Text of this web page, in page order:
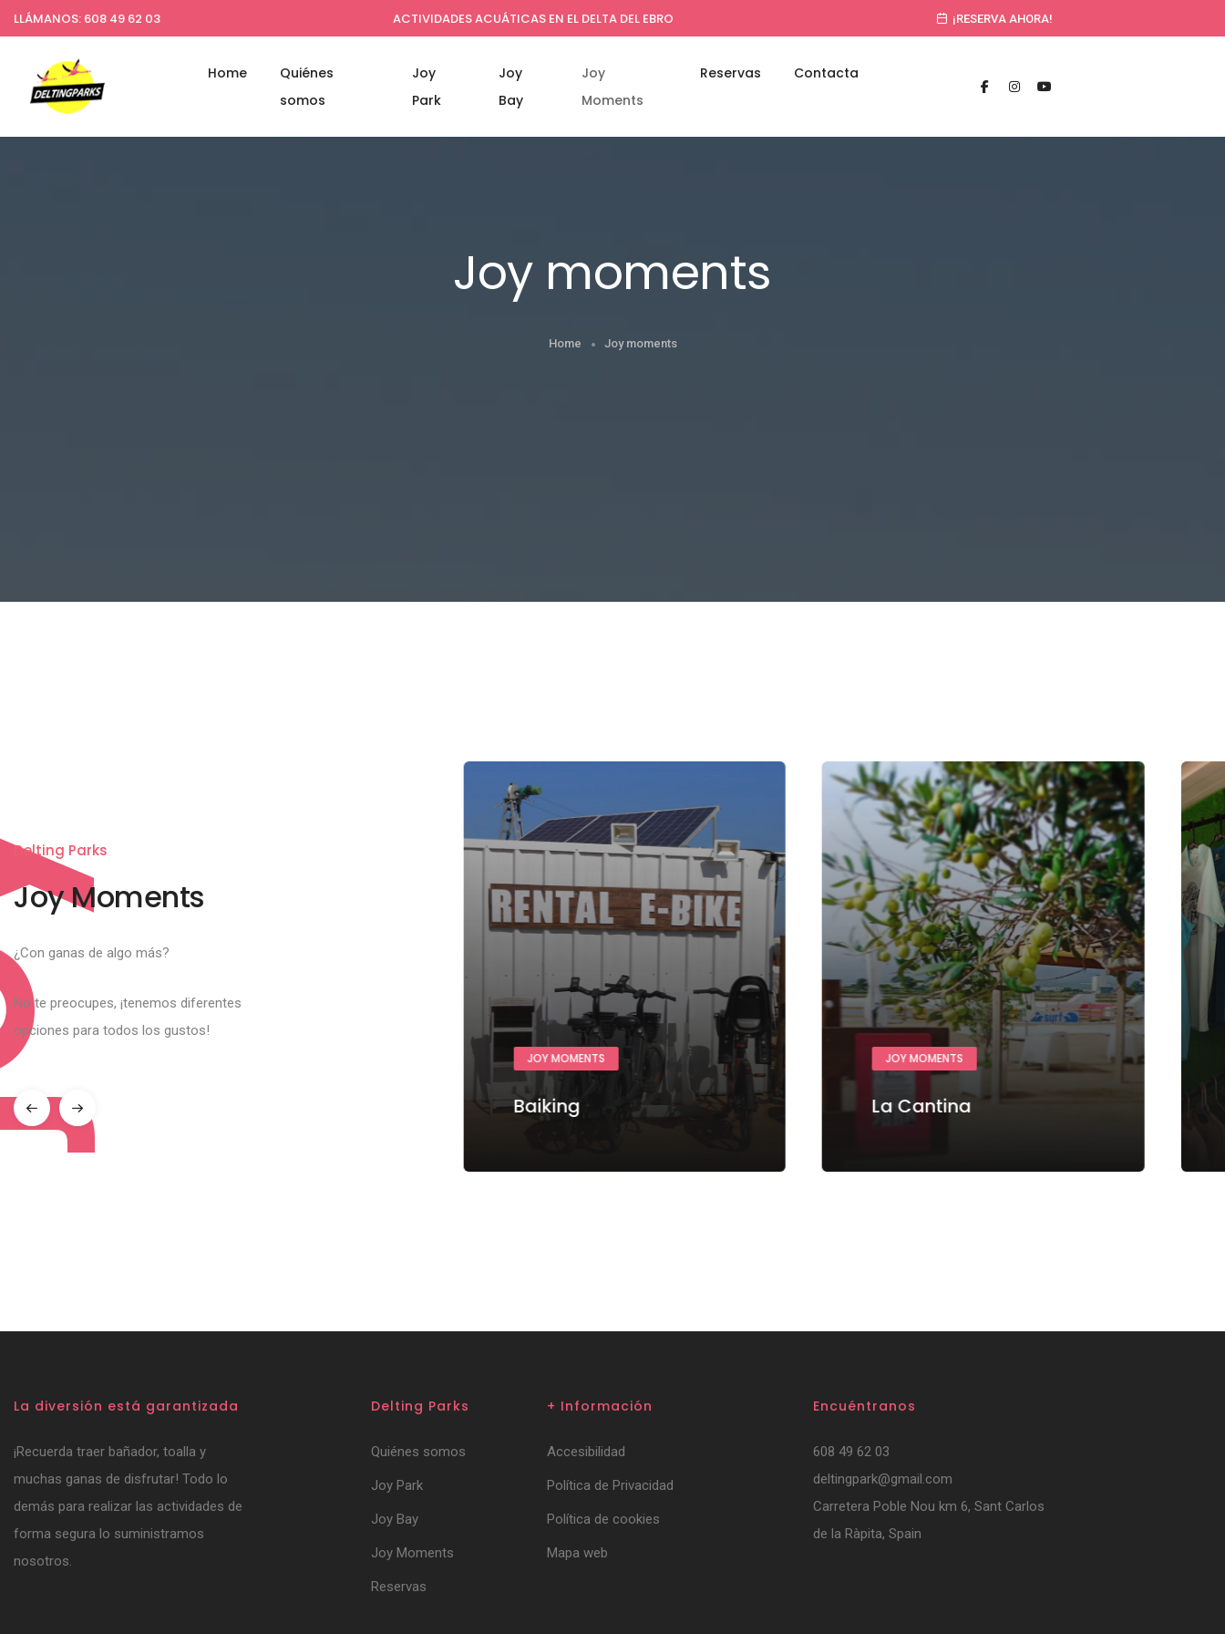
LLÁMANOS: 608 49 62 03 ACTIVIDADES ACUÁTICAS EN EL DELTA DEL EBRO ¡RESERVA AHORA!
Home
Quiénes
somos
Joy
Park
Joy
Bay
Joy
Moments
Reservas Contacta
Joy moments
Home Joy moments
Delting Parks
Joy Moments
¿Con ganas de algo más?
No te preocupes, ¡tenemos diferentes
opciones para todos los gustos!
JOY MOMENTS
Baiking
JOY MOMENTS
La Cantina
La diversión está garantizada
¡Recuerda traer bañador, toalla y
muchas ganas de disfrutar! Todo lo
demás para realizar las actividades de
forma segura lo suministramos
nosotros.
Delting Parks
Quiénes somos
Joy Park
Joy Bay
Joy Moments
Reservas
+ Información
Accesibilidad
Política de Privacidad
Política de cookies
Mapa web
Encuéntranos
608 49 62 03
deltingpark@gmail.com
Carretera Poble Nou km 6, Sant Carlos
de la Ràpita, Spain